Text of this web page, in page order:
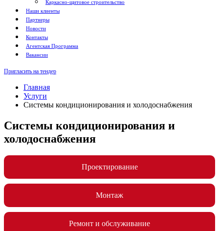
Каркасно-щитовое строительство
Наши клиенты
Партнеры
Новости
Контакты
Агентская Программа
Вакансии
Пригласить на тендер
Главная
Услуги
Системы кондиционирования и холодоснабжения
Системы кондиционирования и
холодоснабжения
Проектирование
Монтаж
Ремонт и обслуживание